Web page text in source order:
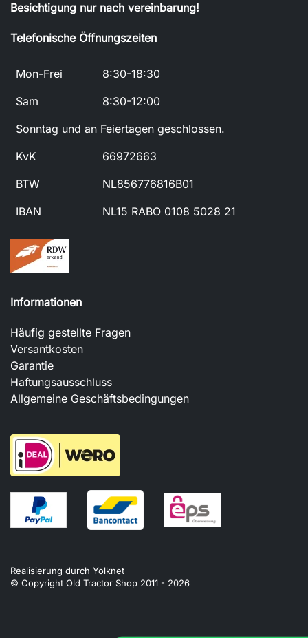
Besichtigung nur nach vereinbarung!
Telefonische Öffnungszeiten
Mon-Frei
8:30-18:30
Sam
8:30-12:00
Sonntag und an Feiertagen geschlossen.
KvK
66972663
BTW
NL856776816B01
IBAN
NL15 RABO 0108 5028 21
Informationen
Häufig gestellte Fragen
Versantkosten
Garantie
Haftungsausschluss
Allgemeine Geschäftsbedingungen
Realisierung durch Yolknet
© Copyright Old Tractor Shop 2011 - 2026